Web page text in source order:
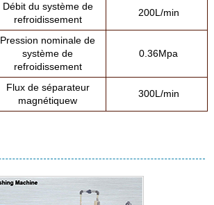
Débit du système de
refroidissement
200L/min
Pression nominale de
système de
refroidissement
0.36Mpa
Flux de séparateur
magnétiquew
300L/min